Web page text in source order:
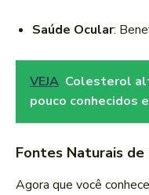
Saúde Ocular:
VEJA Colesterol
pouco conhecidos
Fontes Naturais de
Agora que você